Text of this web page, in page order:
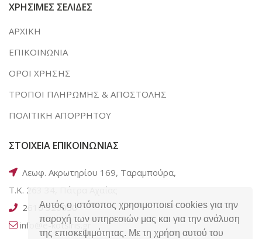
Αυτός ο ιστότοπος χρησιμοποιεί cookies για την
παροχή των υπηρεσιών μας και για την ανάλυση
της επισκεψιμότητας. Με τη χρήση αυτού του
ΧΡΗΣΙΜΕΣ ΣΕΛΙΔΕΣ
ΑΡΧΙΚΗ
ΕΠΙΚΟΙΝΩΝΙΑ
ΟΡΟΙ ΧΡΗΣΗΣ
ΤΡΟΠΟΙ ΠΛΗΡΩΜΗΣ & ΑΠΟΣΤΟΛΗΣ
ΠΟΛΙΤΙΚΗ ΑΠΟΡΡΗΤΟΥ
ΣΤΟΙΧΕΙΑ ΕΠΙΚΟΙΝΩΝΙΑΣ
Λεωφ. Ακρωτηρίου 169, Ταραμπούρα,
Τ.Κ. 263 34, Πάτρα Αχαΐας
2610 320050
info@e-kotsiris.gr